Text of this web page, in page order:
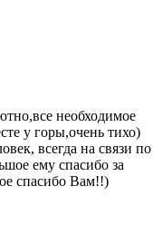
необходимое
у горы,очень тихо)
всегда на связи по
ему спасибо за
спасибо Вам!!)